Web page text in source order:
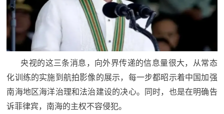
动
员
人
民
防
空
国
防
智
央视的这三条消息，向外界传递的信息量很大，从常态
化训练的实施到航拍影像的展示，每一步都昭示着中国加强
南海地区海洋治理和法治建设的决心。同时，也是在明确告
诉菲律宾，南海的主权不容侵犯。